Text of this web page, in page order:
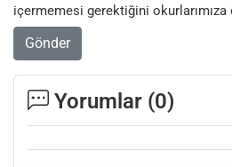
içermemesi gerektiğini okurlarımıza
Gönder
Yorumlar (0)